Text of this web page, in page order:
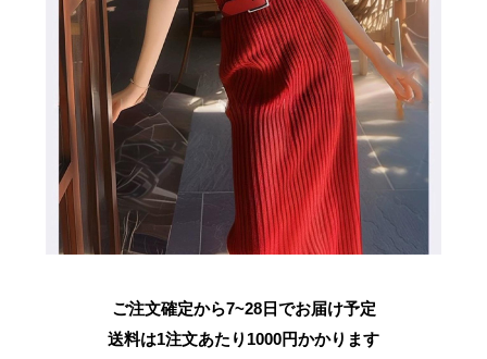
ご注文確定から7~28日でお届け予定
送料は1注文あたり 1000円かかります